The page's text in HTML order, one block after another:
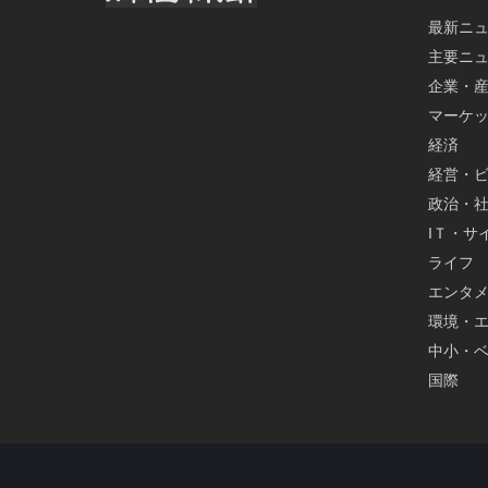
最新ニ
主要ニ
企業・
マーケ
経済
経営・
政治・
IＴ・サ
ライフ
エンタメ
環境・
中小・
国際